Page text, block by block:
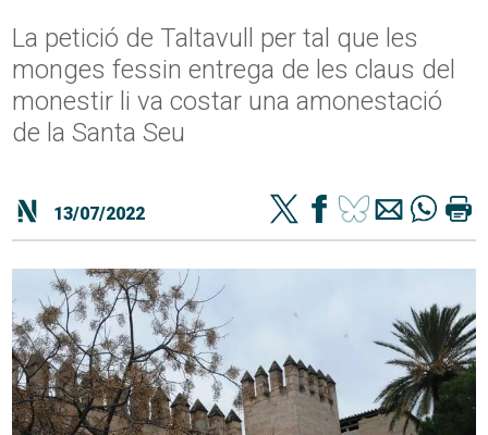
La petició de Taltavull per tal que les
monges fessin entrega de les claus del
monestir li va costar una amonestació
de la Santa Seu
13/07/2022